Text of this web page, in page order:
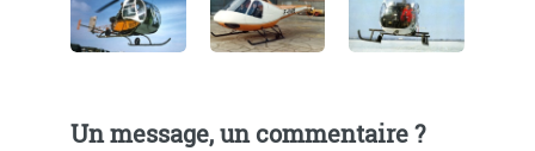
Un message, un commentaire ?